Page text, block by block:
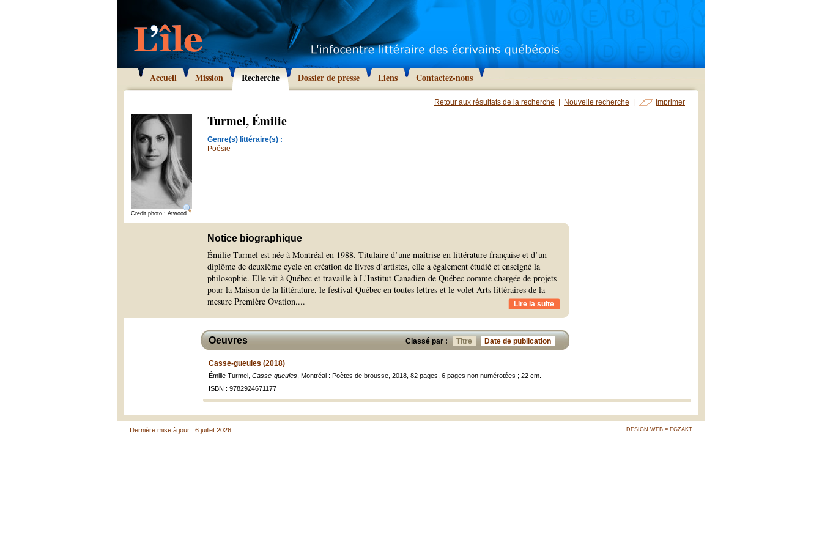
Accueil Mission Recherche Dossier de presse Liens Contactez-nous
Retour aux résultats de la recherche Nouvelle recherche Imprimer
Credit photo : Atwood
Turmel, Émilie
Genre(s) littéraire(s) :
Poésie
Notice biographique
Émilie Turmel est née à Montréal en 1988. Titulaire d’une maîtrise en littérature française et d’un
diplôme de deuxième cycle en création de livres d’artistes, elle a également étudié et enseigné la
philosophie. Elle vit à Québec et travaille à L'Institut Canadien de Québec comme chargée de projets
pour la Maison de la littérature, le festival Québec en toutes lettres et le volet Arts littéraires de la
mesure Première Ovation.... Lire la suite
Classé par : Titre Date de publication
Oeuvres
Casse-gueules (2018)
Émilie Turmel, Casse-gueules , Montréal : Poètes de brousse, 2018, 82 pages, 6 pages non numérotées ; 22 cm.
ISBN : 9782924671177
DESIGN WEB = EGZAKT
Dernière mise à jour : 6 juillet 2026